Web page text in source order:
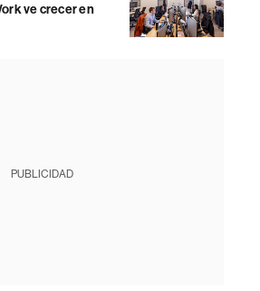
ve crecer en
PUBLICIDAD